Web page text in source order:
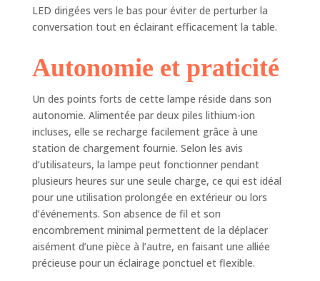
utilisation toujours
correcte et sûre
contre les
EMBELLISSEZ VOS
MOMENTS
INTÉRIEURS :
Choisissez Pina Pro
pour profiter d'une
soirée entre amis,
d'un dîner ou de la
lecture d'un bon
livre. L'application
de la feuille de
couleur argent rend
la lampe sans fil
encore plus
précieux
ENTRETIEN :
LED dirigées vers le bas pour éviter de perturber la
conversation tout en éclairant efficacement la table.
Autonomie et praticité
Un des points forts de cette lampe réside dans son
autonomie. Alimentée par deux piles lithium-ion
incluses, elle se recharge facilement grâce à une
station de chargement fournie. Selon les avis
d’utilisateurs, la lampe peut fonctionner pendant
plusieurs heures sur une seule charge, ce qui est idéal
pour une utilisation prolongée en extérieur ou lors
d’événements. Son absence de fil et son
encombrement minimal permettent de la déplacer
aisément d’une pièce à l’autre, en faisant une alliée
précieuse pour un éclairage ponctuel et flexible.